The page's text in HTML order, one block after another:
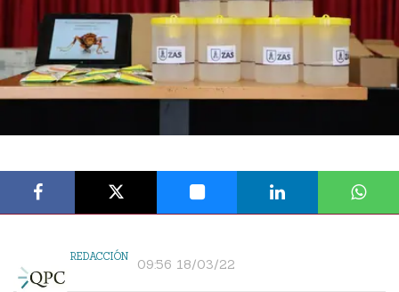
REDACCIÓN 09:56 18/03/22